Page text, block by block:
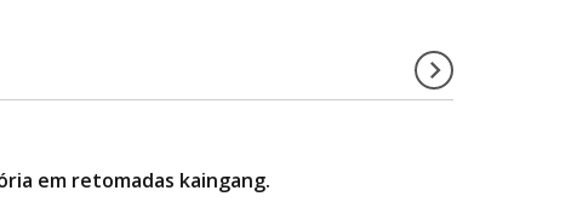
em retomadas kaingang.